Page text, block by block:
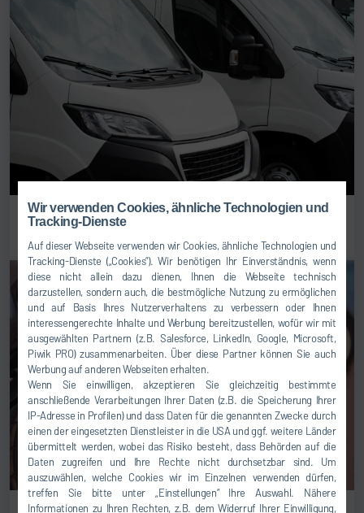
Wir verwenden Cookies, ähnliche Technologien und
Tracking-Dienste
Auf dieser Webseite verwenden wir Cookies, ähnliche Technologien und
Tracking-Dienste („Cookies“). Wir benötigen Ihr Einverständnis, wenn
diese nicht allein dazu dienen, Ihnen die Webseite technisch
darzustellen, sondern auch, die bestmögliche Nutzung zu ermöglichen
und auf Basis Ihres Nutzerverhaltens zu verbessern oder Ihnen
interessengerechte Inhalte und Werbung bereitzustellen, wofür wir mit
ausgewählten Partnern (z.B. Salesforce, LinkedIn, Google, Microsoft,
Piwik PRO) zusammenarbeiten. Über diese Partner können Sie auch
Werbung auf anderen Webseiten erhalten.
Wenn Sie einwilligen, akzeptieren Sie gleichzeitig bestimmte
anschließende Verarbeitungen Ihrer Daten (z.B. die Speicherung Ihrer
IP-Adresse in Profilen) und dass Daten für die genannten Zwecke durch
einen der eingesetzten Dienstleister in die USA und ggf. weitere Länder
übermittelt werden, wobei das Risiko besteht, dass Behörden auf die
Daten zugreifen und Ihre Rechte nicht durchsetzbar sind. Um
auszuwählen, welche Cookies wir im Einzelnen verwenden dürfen,
treffen Sie bitte unter „Einstellungen“ Ihre Auswahl. Nähere
Informationen zu Ihren Rechten, z.B. dem Widerruf Ihrer Einwilligung,
Nutzfahrzeuge